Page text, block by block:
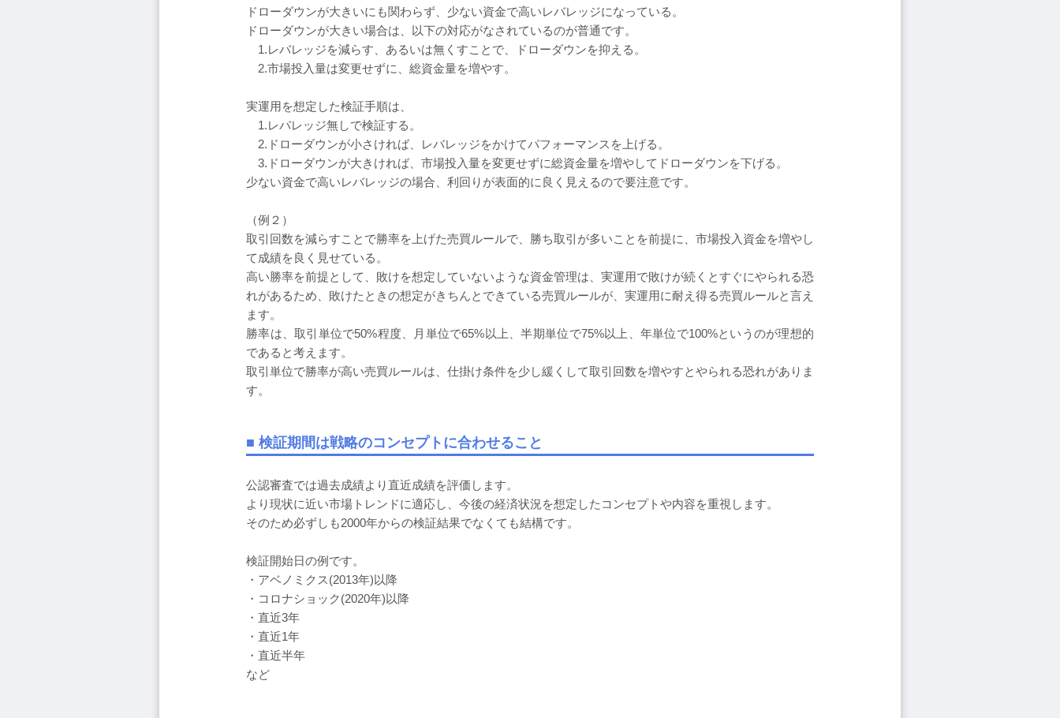
ドローダウンが大きいにも関わらず、少ない資金で高いレバレッジになっている。
ドローダウンが大きい場合は、以下の対応がなされているのが普通です。
1.レバレッジを減らす、あるいは無くすことで、ドローダウンを抑える。
2.市場投入量は変更せずに、総資金量を増やす。
実運用を想定した検証手順は、
1.レバレッジ無しで検証する。
2.ドローダウンが小さければ、レバレッジをかけてパフォーマンスを上げる。
3.ドローダウンが大きければ、市場投入量を変更せずに総資金量を増やしてドローダウンを下げる。
少ない資金で高いレバレッジの場合、利回りが表面的に良く見えるので要注意です。
（例２）
取引回数を減らすことで勝率を上げた売買ルールで、勝ち取引が多いことを前提に、市場投入資金を増やし
て成績を良く見せている。
高い勝率を前提として、敗けを想定していないような資金管理は、実運用で敗けが続くとすぐにやられる恐
れがあるため、敗けたときの想定がきちんとできている売買ルールが、実運用に耐え得る売買ルールと言え
ます。
勝率は、取引単位で50%程度、月単位で65%以上、半期単位で75%以上、年単位で100%というのが理想的
であると考えます。
取引単位で勝率が高い売買ルールは、仕掛け条件を少し緩くして取引回数を増やすとやられる恐れがありま
す。
■ 検証期間は戦略のコンセプトに合わせること
公認審査では過去成績より直近成績を評価します。
より現状に近い市場トレンドに適応し、今後の経済状況を想定したコンセプトや内容を重視します。
そのため必ずしも2000年からの検証結果でなくても結構です。
検証開始日の例です。
・アベノミクス(2013年)以降
・コロナショック(2020年)以降
・直近3年
・直近1年
・直近半年
など